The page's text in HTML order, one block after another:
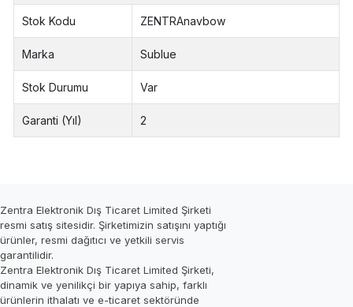
Stok Kodu ZENTRAnavbow
Marka Sublue
Stok Durumu Var
Garanti (Yıl) 2
Zentra Elektronik Dış Ticaret Limited Şirketi
resmi satış sitesidir. Şirketimizin satışını yaptığı
ürünler, resmi dağıtıcı ve yetkili servis
garantilidir.
Zentra Elektronik Dış Ticaret Limited Şirketi,
dinamik ve yenilikçi bir yapıya sahip, farklı
ürünlerin ithalatı ve e-ticaret sektöründe